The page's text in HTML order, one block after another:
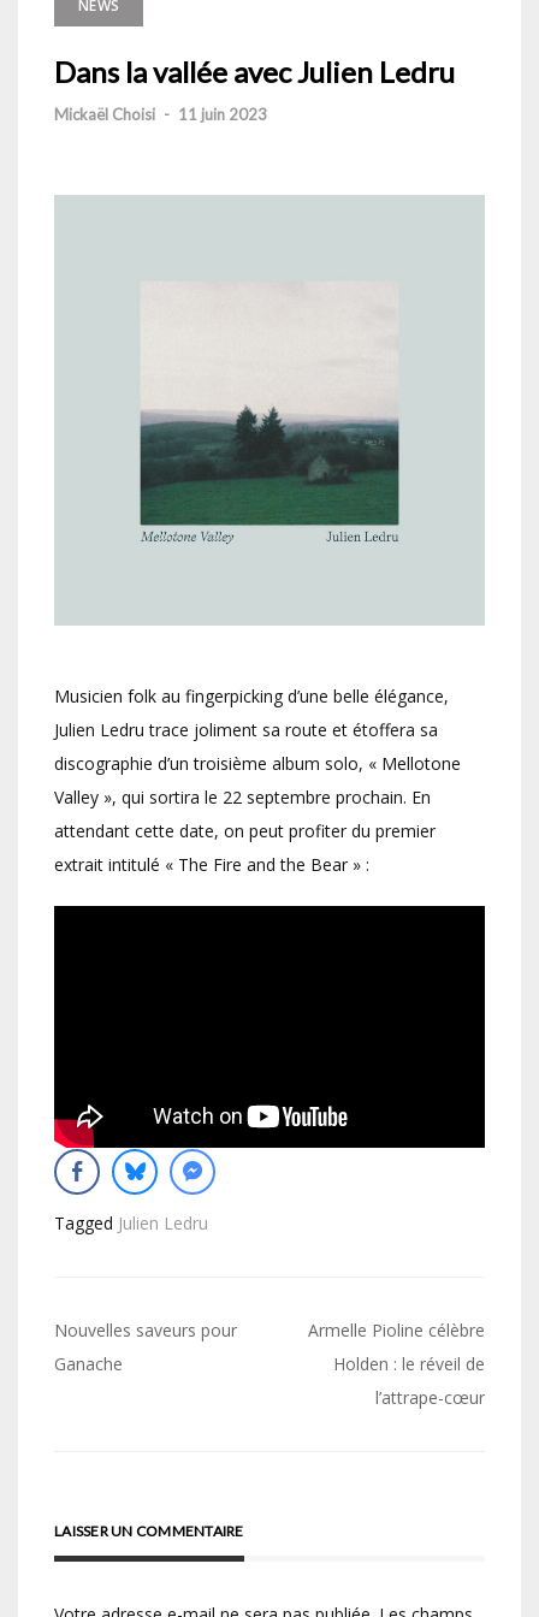
NEWS
Dans la vallée avec Julien Ledru
Mickaël Choisi - 11 juin 2023
Musicien folk au fingerpicking d’une belle élégance,
Julien Ledru trace joliment sa route et étoffera sa
discographie d’un troisième album solo, « Mellotone
Valley », qui sortira le 22 septembre prochain. En
attendant cette date, on peut profiter du premier
extrait intitulé « The Fire and the Bear » :
Tagged Julien Ledru
Navigation
de
Nouvelles saveurs pour
Ganache
Armelle Pioline célèbre
Holden : le réveil de
l’attrape-cœur
LAISSER UN COMMENTAIRE